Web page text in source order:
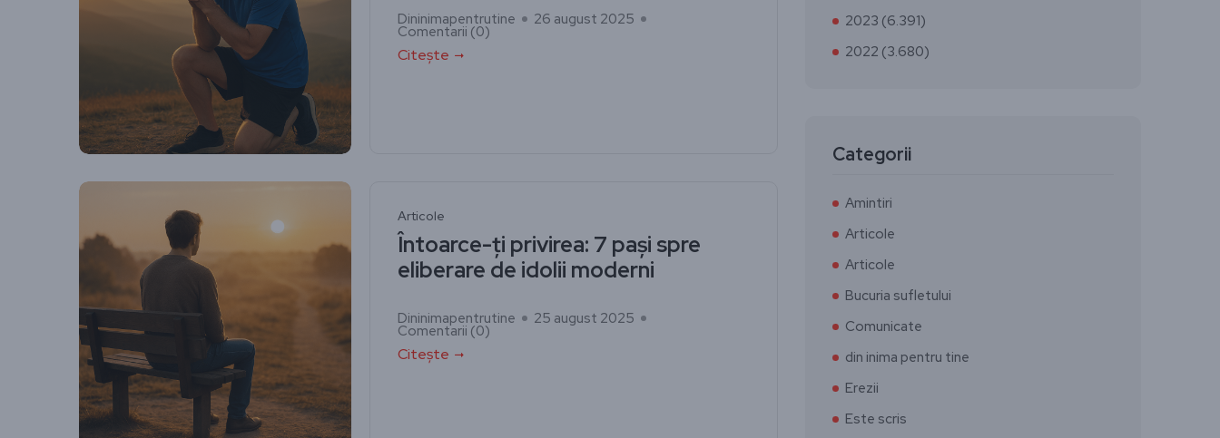
Dininimapentrutine 26 august 2025
Comentarii (0)
Citește
Articole
Întoarce-ți privirea: 7 pași spre
eliberare de idolii moderni
Dininimapentrutine 25 august 2025
Comentarii (0)
Citește
2023 (6.391)
2022 (3.680)
Categorii
Amintiri
Articole
Articole
Bucuria sufletului
Comunicate
din inima pentru tine
Erezii
Este scris